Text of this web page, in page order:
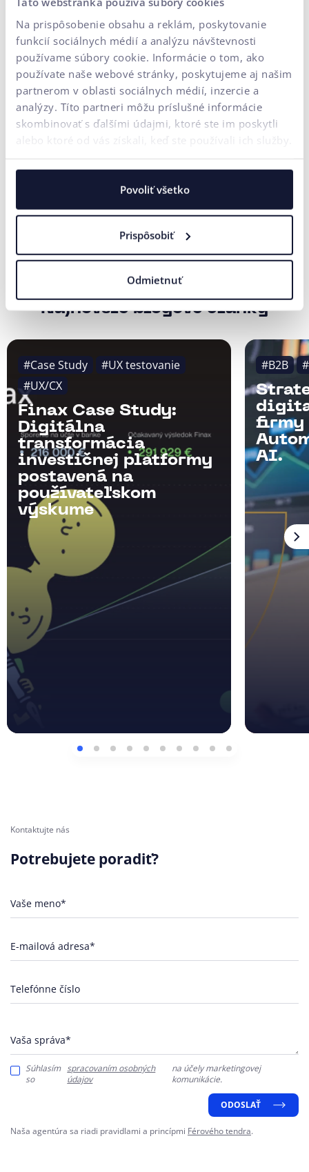
Na prispôsobenie obsahu a reklám, poskytovanie
funkcií sociálnych médií a analýzu návštevnosti
používame súbory cookie. Informácie o tom, ako
používate naše webové stránky, poskytujeme aj našim
partnerom v oblasti sociálnych médií, inzercie a
analýzy. Títo partneri môžu príslušné informácie
skombinovať s ďalšími údajmi, ktoré ste im poskytli
alebo ktoré od vás získali, keď ste používali ich služby.
Povoliť všetko
Prispôsobiť
Odmietnuť
Brand kódy sú tiché, ale mimoriadne silné. Nevykrikujú, no
dlhodobo formujú to, ako značku vnímajú zákazníci
chcete, aby vaša značka neznela ako kategória, ale ako
konkrétny hlas, práve brand kódy sú miesto, kde treba
začať.
Magnific AI
Prístupnosť
Brand manuál (Dizajn manuál)
Najnovšie blogové články
#Case Study
#UX testovanie
#UX/CX
Finax Case Study:
Digitálna
transformácia
investičnej platformy
postavená na
používateľskom
výskume
#B2B
firmy
AI.
Kontaktujte nás
Potrebujete poradiť?
Vaše meno*
E-mailová adresa*
Telefónne číslo
Vaša správa*
Súhlasím
so
spracovaním osobných
údajov
na účely marketingovej
komunikácie.
ODOSLAŤ
Naša agentúra sa riadi pravidlami a princípmi Férového tendra.